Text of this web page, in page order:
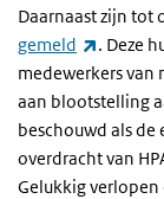
Daarnaast zijn tot
gemeld
. Deze
medewerkers van
aan blootstelling
beschouwd als de
overdracht van
Gelukkig verlopen